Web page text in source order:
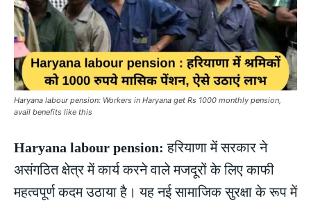
Haryana labour pension: Workers in Haryana get Rs 1000 monthly pension,
avail benefits like this
Haryana labour pension: हरियाणा में सरकार ने
असंगठित क्षेत्र में कार्य करने वाले मजदूरों के लिए काफी
महत्वपूर्ण कदम उठाया है। यह नई सामाजिक सुरक्षा के रूप में